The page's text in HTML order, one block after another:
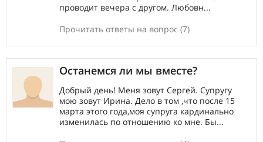
проводит вечера с другом. Любовн...
Прочитать ответы на вопрос (7)
Останемся ли мы вместе?
Добрый день! Меня зовут Сергей. Супругу
мою зовут Ирина. Дело в том ,что после 15
марта этого года,моя супруга кардинально
изменилась по отношению ко мне. Бы...